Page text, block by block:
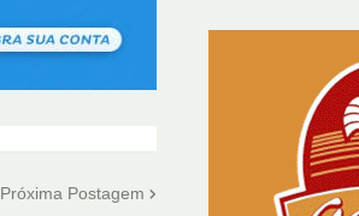
Próxima Postagem